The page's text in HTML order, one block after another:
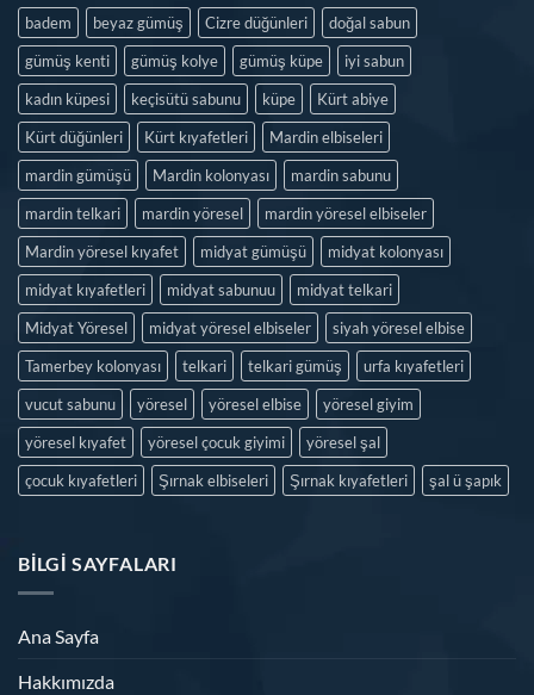
badem beyaz gümüş Cizre düğünleri
doğal sabun
gümüş kenti
gümüş kolye gümüş küpe
iyi sabun
kadın küpesi
keçisütü sabunu küpe
Kürt abiye
Kürt düğünleri
Kürt kıyafetleri
Mardin elbiseleri
mardin gümüşü
Mardin kolonyası
mardin sabunu
mardin telkari
mardin yöresel
mardin yöresel elbiseler
Mardin yöresel kıyafet
midyat gümüşü
midyat kolonyası
midyat kıyafetleri
midyat sabunuu
midyat telkari
Midyat Yöresel
midyat yöresel elbiseler
siyah yöresel elbise
Tamerbey kolonyası
telkari telkari gümüş
urfa kıyafetleri
vucut sabunu
yöresel yöresel elbise
yöresel giyim
yöresel kıyafet
yöresel çocuk giyimi
yöresel şal
çocuk kıyafetleri
Şırnak elbiseleri Şırnak kıyafetleri şal ü şapık
BILGI SAYFALARI
Ana Sayfa
Hakkımızda